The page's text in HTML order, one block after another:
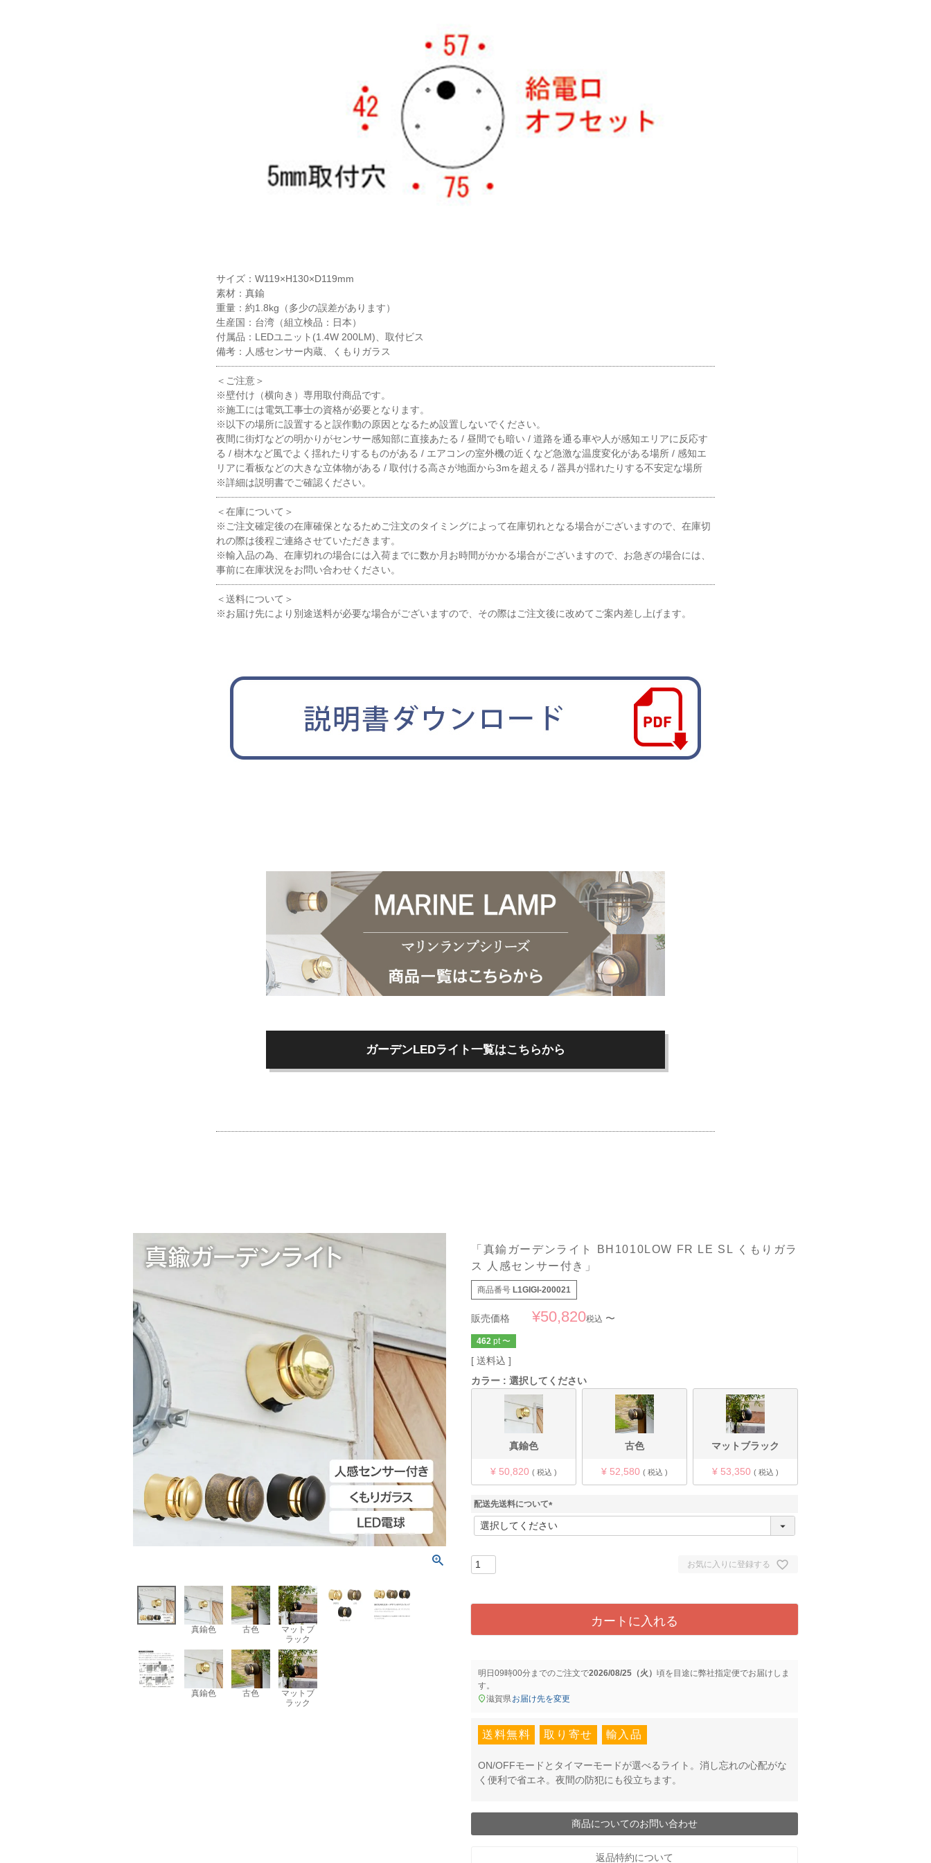
サイズ：W119×H130×D119mm
素材：真鍮
重量：約1.8kg（多少の誤差があります）
生産国：台湾（組立検品：日本）
付属品：LEDユニット(1.4W 200LM)、取付ビス
備考：人感センサー内蔵、くもりガラス
＜ご注意＞
※壁付け（横向き）専用取付商品です。
※施工には電気工事士の資格が必要となります。
※以下の場所に設置すると誤作動の原因となるため設置しないでください。
夜間に街灯などの明かりがセンサー感知部に直接あたる / 昼間でも暗い / 道路を通る車や人が感知エリアに反応す
る / 樹木など風でよく揺れたりするものがある / エアコンの室外機の近くなど急激な温度変化がある場所 / 感知エ
リアに看板などの大きな立体物がある / 取付ける高さが地面から3mを超える / 器具が揺れたりする不安定な場所
※詳細は説明書でご確認ください。
＜在庫について＞
※ご注文確定後の在庫確保となるためご注文のタイミングによって在庫切れとなる場合がございますので、在庫切
れの際は後程ご連絡させていただきます。
※輸入品の為、在庫切れの場合には入荷までに数か月お時間がかかる場合がございますので、お急ぎの場合には、
事前に在庫状況をお問い合わせください。
＜送料について＞
※お届け先により別途送料が必要な場合がございますので、その際はご注文後に改めてご案内差し上げます。
ガーデンLEDライト一覧はこちらから
真鍮色 古色
マットブ
ラック
真鍮色 古色
マットブ
ラック
「真鍮ガーデンライト BH1010LOW FR LE SL くもりガラ
ス 人感センサー付き」
商品番号 L1GIGI-200021
販売価格 ¥50,820税込 〜
462 pt 〜
送料込
カラー
選択してください
真鍮色
¥ 50,820 税込
古色
¥ 52,580 税込
マットブラック
¥ 53,350 税込
配送先送料について
(
必
お気に入りに登録する
カートに入れる
明日 09時00分までのご注文で2026/08/25（火） に弊社指定便でお届けしま
す。
滋賀県お届け先を変更
送料無料 取り寄せ 輸入品
ON/OFFモードとタイマーモードが選べるライト。消し忘れの心配がな
く便利で省エネ。夜間の防犯にも役立ちます。
商品についてのお問い合わせ
返品特約について